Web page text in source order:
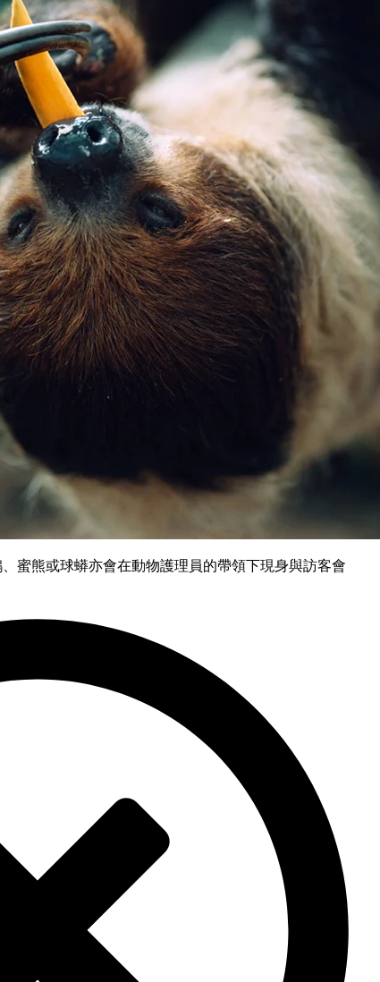
蜜熊或球蟒亦會在動物護理員的帶領下現身與訪客會